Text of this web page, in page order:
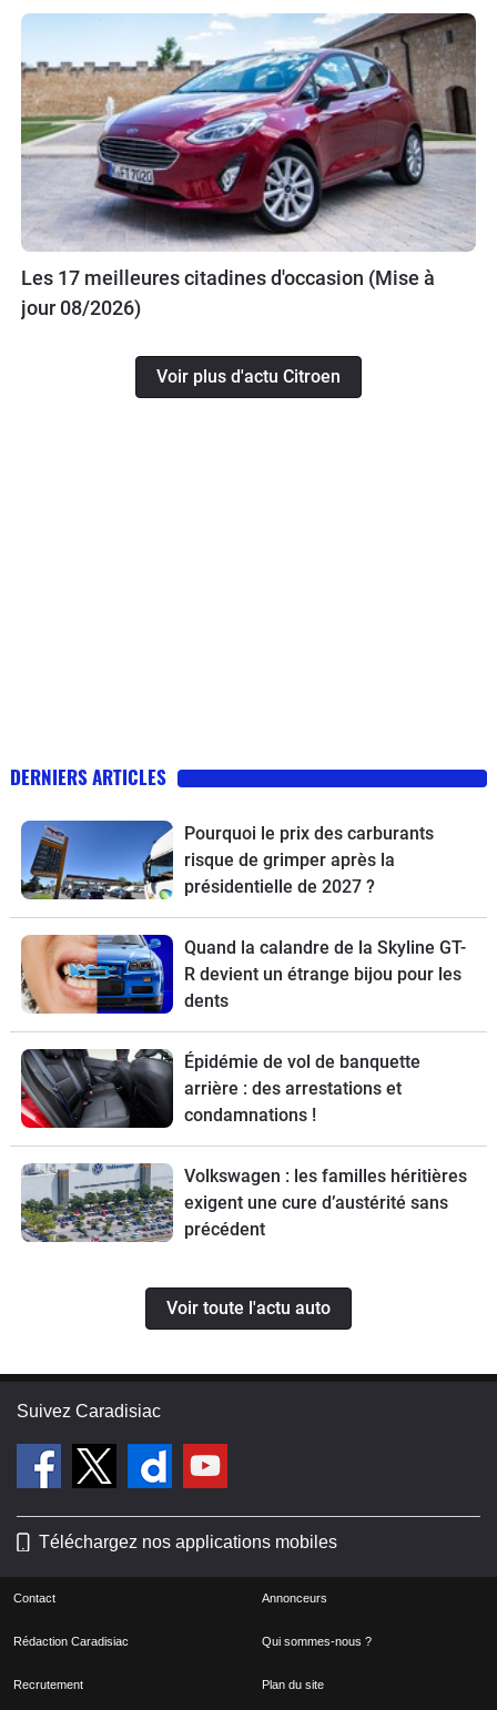
Les 17 meilleures citadines d'occasion (Mise à
jour 08/2026)
Voir plus d'actu Citroen
DERNIERS ARTICLES
Pourquoi le prix des carburants
risque de grimper après la
présidentielle de 2027 ?
Quand la calandre de la Skyline GT-
R devient un étrange bijou pour les
dents
Épidémie de vol de banquette
arrière : des arrestations et
condamnations !
Volkswagen : les familles héritières
exigent une cure d’austérité sans
précédent
Voir toute l'actu auto
Suivez Caradisiac
Téléchargez nos applications mobiles
Contact Annonceurs
Rédaction Caradisiac Qui sommes-nous ?
Recrutement Plan du site